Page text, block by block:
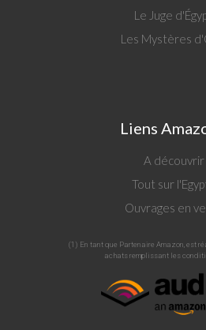
Le Juge
Les Mystères
Liens
A découvrir
Tout sur
Ouvrages en
(1) En tant que Partenaire Amazon, est
achats remplissant les